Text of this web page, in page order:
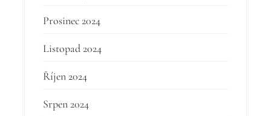
Prosinec 2024
Listopad 2024
Říjen 2024
Srpen 2024